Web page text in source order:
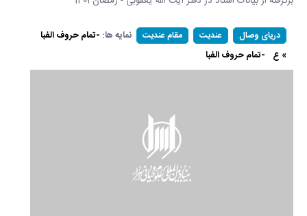
دریای وصال عندیت مقام عندیت نمایه ها: -تمام حروف الفبا
» ع -تمام حروف الفبا